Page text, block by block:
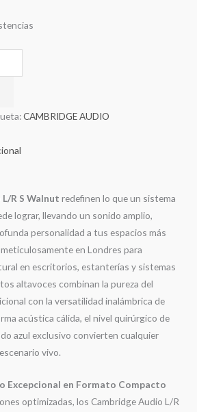
CAMBRIDGE AUDIO
R S Walnut redefinen lo que un sistema
lograr, llevando un sonido amplio,
personalidad a tus espacios más
en Londres para
en escritorios, estanterías y sistemas
altavoces combinan la pureza del
con la versatilidad inalámbrica de
acústica cálida, el nivel quirúrgico de
azul exclusivo convierten cualquier
vivo.
Excepcional en Formato Compacto
optimizadas, los Cambridge Audio L/R